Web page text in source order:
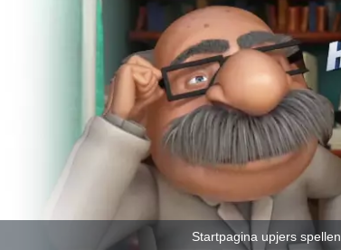
Startpagina upjers spellen